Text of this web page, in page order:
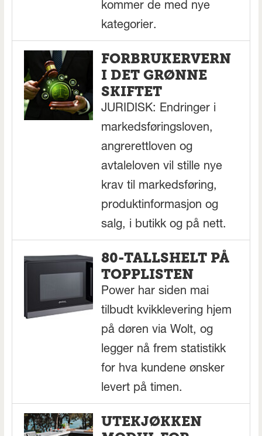
kommer de med nye
kategorier.
FORBRUKERVERN
I DET GRØNNE
SKIFTET
JURIDISK: Endringer i
markedsføringsloven,
angrerettloven og
avtaleloven vil stille nye
krav til markedsføring,
produktinformasjon og
salg, i butikk og på nett.
80-TALLSHELT PÅ
TOPPLISTEN
Power har siden mai
tilbudt kvikklevering hjem
på døren via Wolt, og
legger nå frem statistikk
for hva kundene ønsker
levert på timen.
UTEKJØKKEN